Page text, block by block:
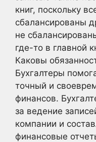
книг, поскольку
сбалансированы
не
где-то в главной
Каковы
Бухгалтеры
точный и
финансов.
за ведение
компании и
финансовые